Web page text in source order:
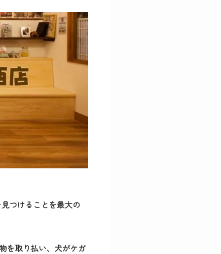
つけることを最大の
を取り払い、犬がケガ